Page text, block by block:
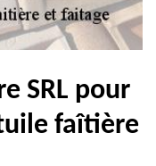
SRL pour
faîtière